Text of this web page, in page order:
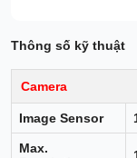
Thông số kỹ thuật
Camera
Image Sensor
Max.